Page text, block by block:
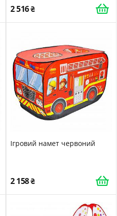
2 516
Ігровий намет червоний
2 158